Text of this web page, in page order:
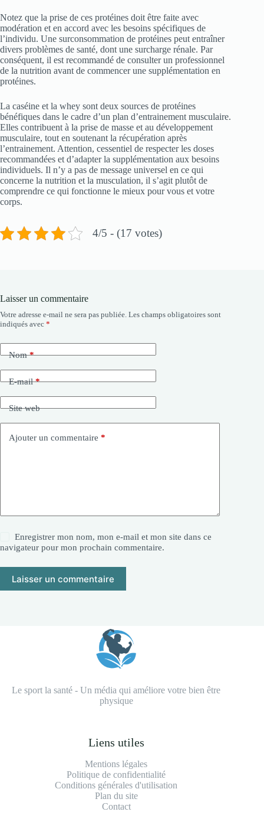
Notez que la prise de ces protéines doit être faite avec
modération et en accord avec les besoins spécifiques de
l’individu. Une surconsommation de protéines peut entraîner
divers problèmes de santé, dont une surcharge rénale. Par
conséquent, il est recommandé de consulter un professionnel
de la nutrition avant de commencer une supplémentation en
protéines.
La caséine et la whey sont deux sources de protéines
bénéfiques dans le cadre d’un plan d’entrainement musculaire.
Elles contribuent à la prise de masse et au développement
musculaire, tout en soutenant la récupération après
l’entrainement. Attention, cessentiel de respecter les doses
recommandées et d’adapter la supplémentation aux besoins
individuels. Il n’y a pas de message universel en ce qui
concerne la nutrition et la musculation, il s’agit plutôt de
comprendre ce qui fonctionne le mieux pour vous et votre
corps.
4/5 - (17 votes)
Laisser un commentaire
Votre adresse e-mail ne sera pas publiée. Les champs obligatoires sont
indiqués avec *
Nom*
E-mail*
Site web
Ajouter un commentaire *
Enregistrer mon nom, mon e-mail et mon site dans ce
navigateur pour mon prochain commentaire.
Laisser un commentaire
Le sport la santé - Un média qui améliore votre bien être
physique
Liens utiles
Mentions légales
Politique de confidentialité
Conditions générales d'utilisation
Plan du site
Contact